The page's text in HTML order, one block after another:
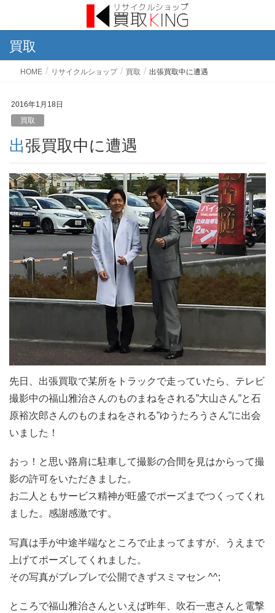
買取
HOME リサイクルショップ 買取 出張買取中に遭遇
2016年1月18日
買取
出張買取中に遭遇
先日、出張買取で某所をトラックで走っていたら、テレビ
撮影中の福山雅治さんのものまねをされる”大山さん”と石
原裕次郎さんのものまねをされる”ゆうたろうさん”に出会
いました！
おっ！と思い路肩に駐車して撮影の合間を見はからって撮
影の許可をいただきました。
お二人ともサービス精神が旺盛でポーズまでつくってくれ
ました。感謝感激です。
写真は手が中途半端なところで止まってますが、うえまで
上げてポーズしてくれました。
その写真がブレブレで公開できずスミマセン ^^;
ところで福山雅治さんといえば昨年、吹石一恵さんと電撃